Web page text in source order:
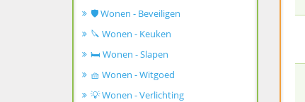
🛡️ Wonen - Beveiligen
🔪 Wonen - Keuken
🛏️ Wonen - Slapen
🧺 Wonen - Witgoed
💡 Wonen - Verlichting